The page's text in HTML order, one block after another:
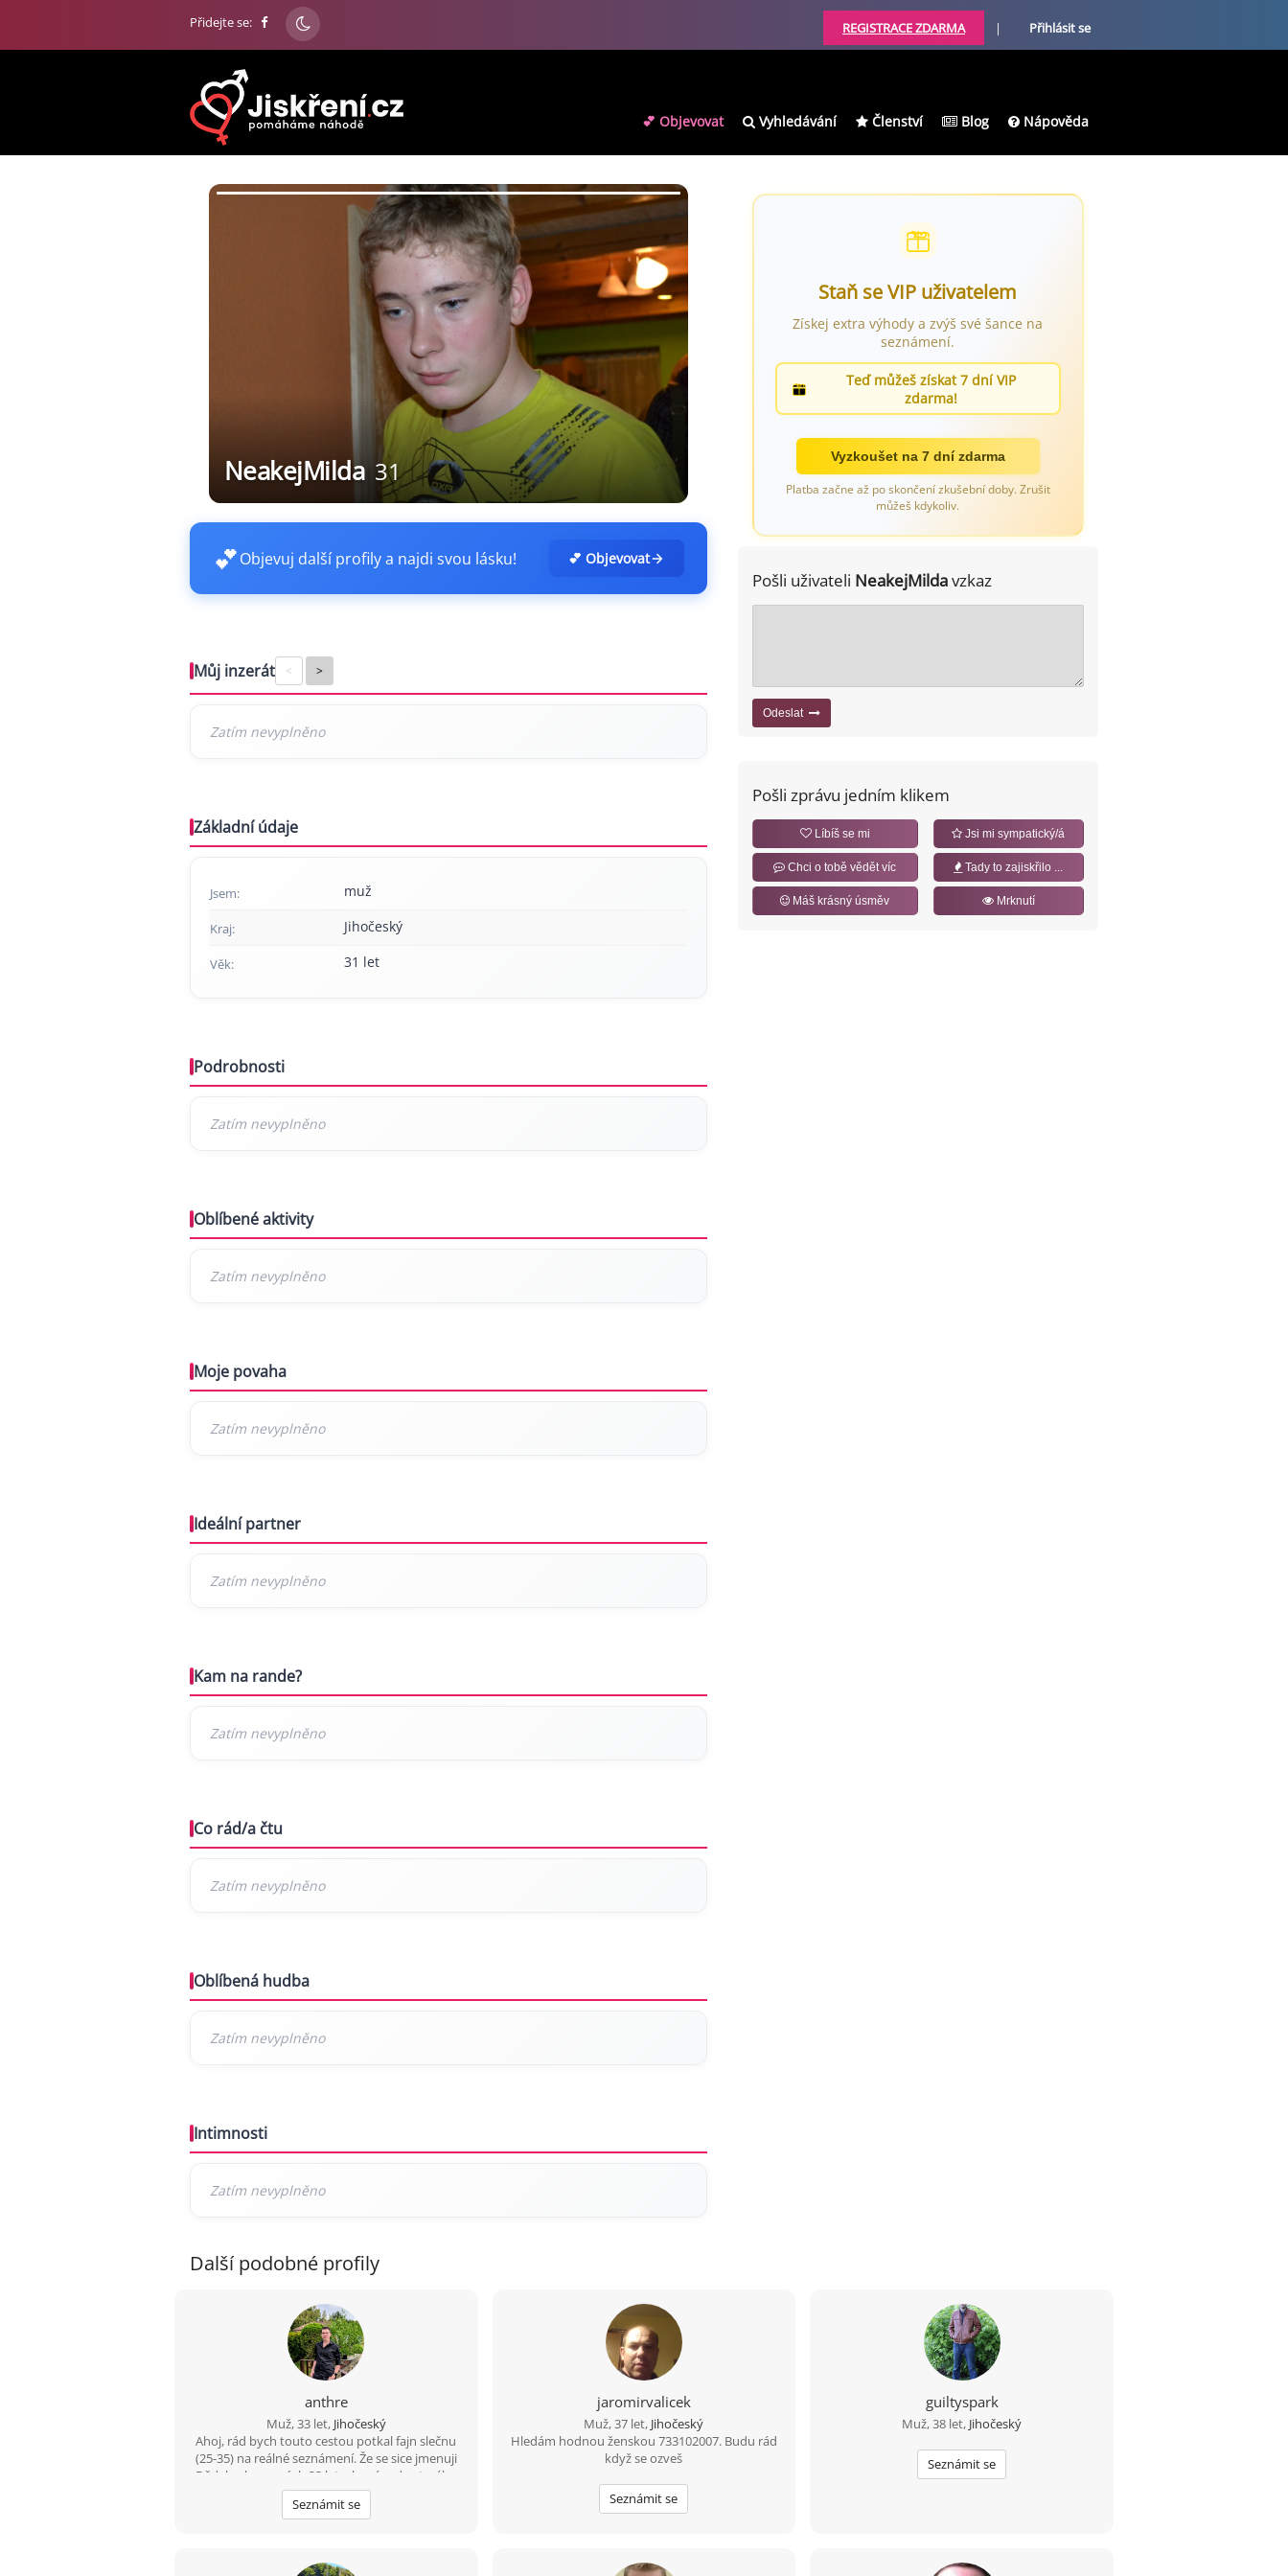
Přidejte se: REGISTRACE ZDARMA | Přihlásit se
💕 Objevovat Vyhledávání Členství Blog Nápověda
NeakejMilda 31
💕Objevuj další profily a najdi svou lásku! 💕 Objevovat
Můj inzerát < >
Základní údaje
Jsem: muž
Kraj: Jihočeský
Věk: 31 let
Podrobnosti
Oblíbené aktivity
Moje povaha
Ideální partner
Kam na rande?
Co rád/a čtu
Oblíbená hudba
Intimnosti
Staň se VIP uživatelem
Získej extra výhody a zvýš své šance na
seznámení.
Teď můžeš získat 7 dní VIP
zdarma!
Vyzkoušet na 7 dní zdarma
Platba začne až po skončení zkušební doby. Zrušit
můžeš kdykoliv.
Pošli uživateli NeakejMildavzkaz
Odeslat
Pošli zprávu jedním klikem
Líbíš se mi Jsi mi sympatický/á
Chci o tobě vědět víc Tady to zajiskřilo ...
Máš krásný úsměv Mrknutí
Další podobné profily
anthre
Muž, 33 let, Jihočeský
Ahoj, rád bych touto cestou potkal fajn slečnu
(25-35) na reálné seznámení. Že se sice jmenuji
Dědek, ale ve svých 33 letech mám do starého
železa ještě daleko. ???? Bydlím a funguju v
oblasti Třeboň – Trhové Sviny – České
než na jedno rozumné dojetí autem. Jsem
Seznámit se
jaromirvalicek
Muž, 37 let, Jihočeský
Hledám hodnou ženskou 733102007. Budu rád
když se ozveš
Seznámit se
guiltyspark
Muž, 38 let, Jihočeský
Seznámit se